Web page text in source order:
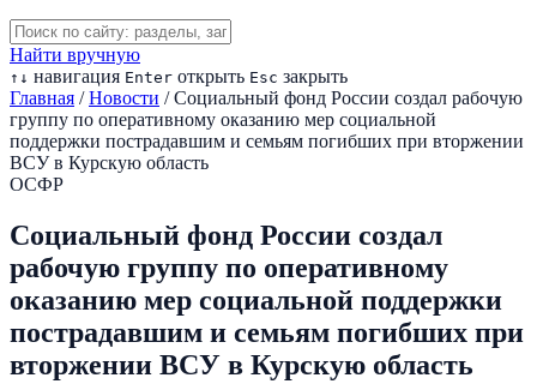
Найти вручную
↑ ↓ навигация Enter открыть Esc закрыть
Главная / Новости / Социальный фонд России создал рабочую
группу по оперативному оказанию мер социальной
поддержки пострадавшим и семьям погибших при вторжении
ВСУ в Курскую область
ОСФР
Социальный фонд России создал
рабочую группу по оперативному
оказанию мер социальной поддержки
пострадавшим и семьям погибших при
вторжении ВСУ в Курскую область